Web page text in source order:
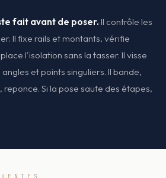
fait avant de poser. Il contrôle les
Il fixe rails et montants, vérifie
l'isolation sans la tasser. Il visse
et points singuliers. Il bande,
Si la pose saute des étapes,